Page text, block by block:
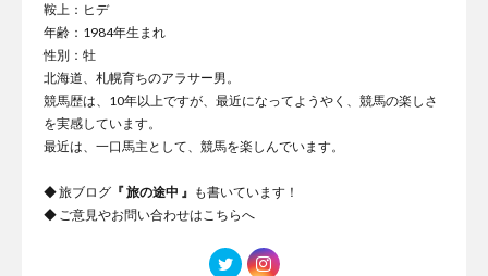
鞍上：ヒデ
年齢：1984年生まれ
性別：牡
北海道、札幌育ちのアラサー男。
競馬歴は、10年以上ですが、最近になってようやく、競馬の楽しさ
を実感しています。
最近は、一口馬主として、競馬を楽しんでいます。
◆ 旅ブログ 『旅の途中 』 も書いています！
◆ ご意見やお問い合わせはこちらへ